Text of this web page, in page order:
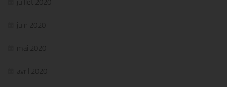
juillet 2020
juin 2020
mai 2020
avril 2020